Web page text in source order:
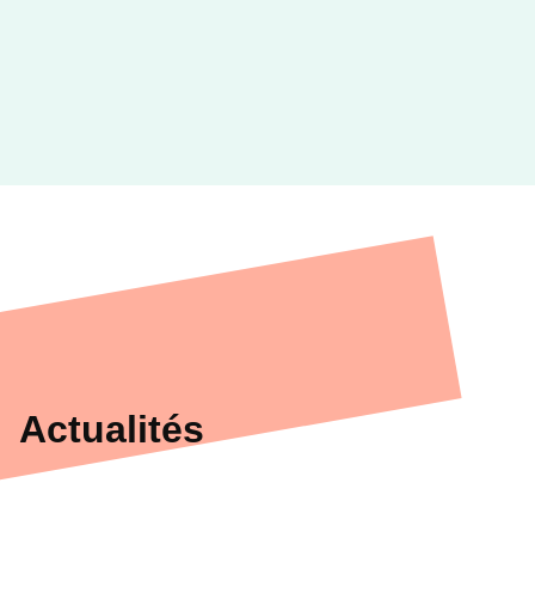
Actualités